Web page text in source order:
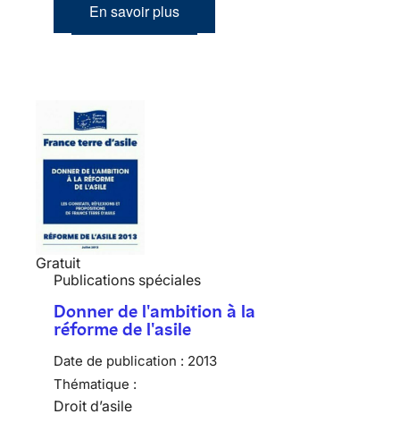
En savoir plus
Gratuit
Publications spéciales
Donner de l'ambition à la
réforme de l'asile
Date de publication : 2013
Thématique :
Droit d’asile